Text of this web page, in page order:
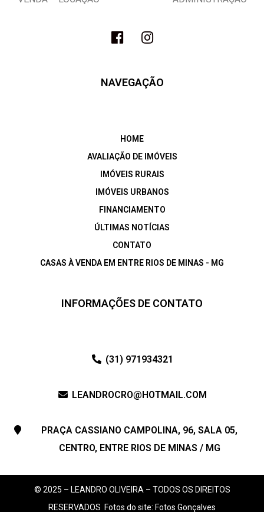
NAVEGAÇÃO
HOME
AVALIAÇÃO DE IMÓVEIS
IMÓVEIS RURAIS
IMÓVEIS URBANOS
FINANCIAMENTO
ÚLTIMAS NOTÍCIAS
CONTATO
CASAS À VENDA EM ENTRE RIOS DE MINAS - MG
INFORMAÇÕES DE CONTATO
(31) 971934321
LEANDROCRO@HOTMAIL.COM
PRAÇA CASSIANO CAMPOLINA, 96, SALA 05,
CENTRO, ENTRE RIOS DE MINAS / MG
© 2025 – LEANDRO OLIVEIRA – TODOS OS DIREITOS
RESERVADOS Fotos do site: Fotos Gonçalves